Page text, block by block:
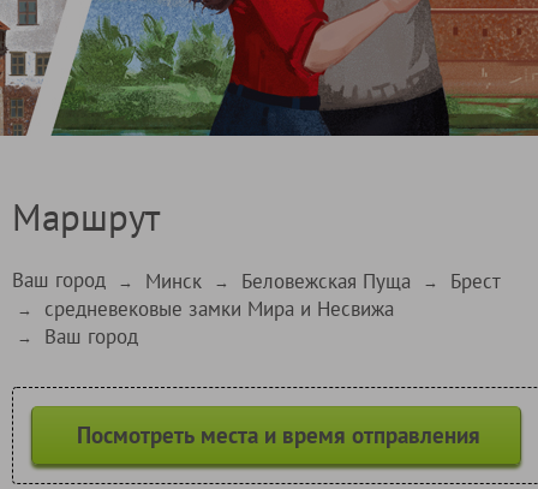
Маршрут
Ваш город → Минск → Беловежская Пуща → Брест
→ средневековые замки Мира и Несвижа
→ Ваш город
Посмотреть места и время отправления